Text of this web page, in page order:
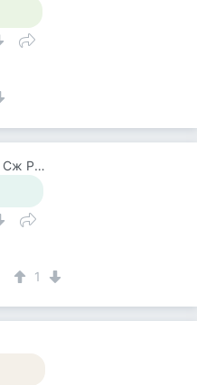
Вадим Козлов-Член Сп И Сж России.будут Вопросы -Звоните 8 926 571 18 95
1